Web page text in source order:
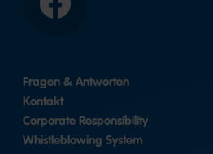
Facebook
Fragen & Antworten
Kontakt
Corporate Responsibility
Whistleblowing System